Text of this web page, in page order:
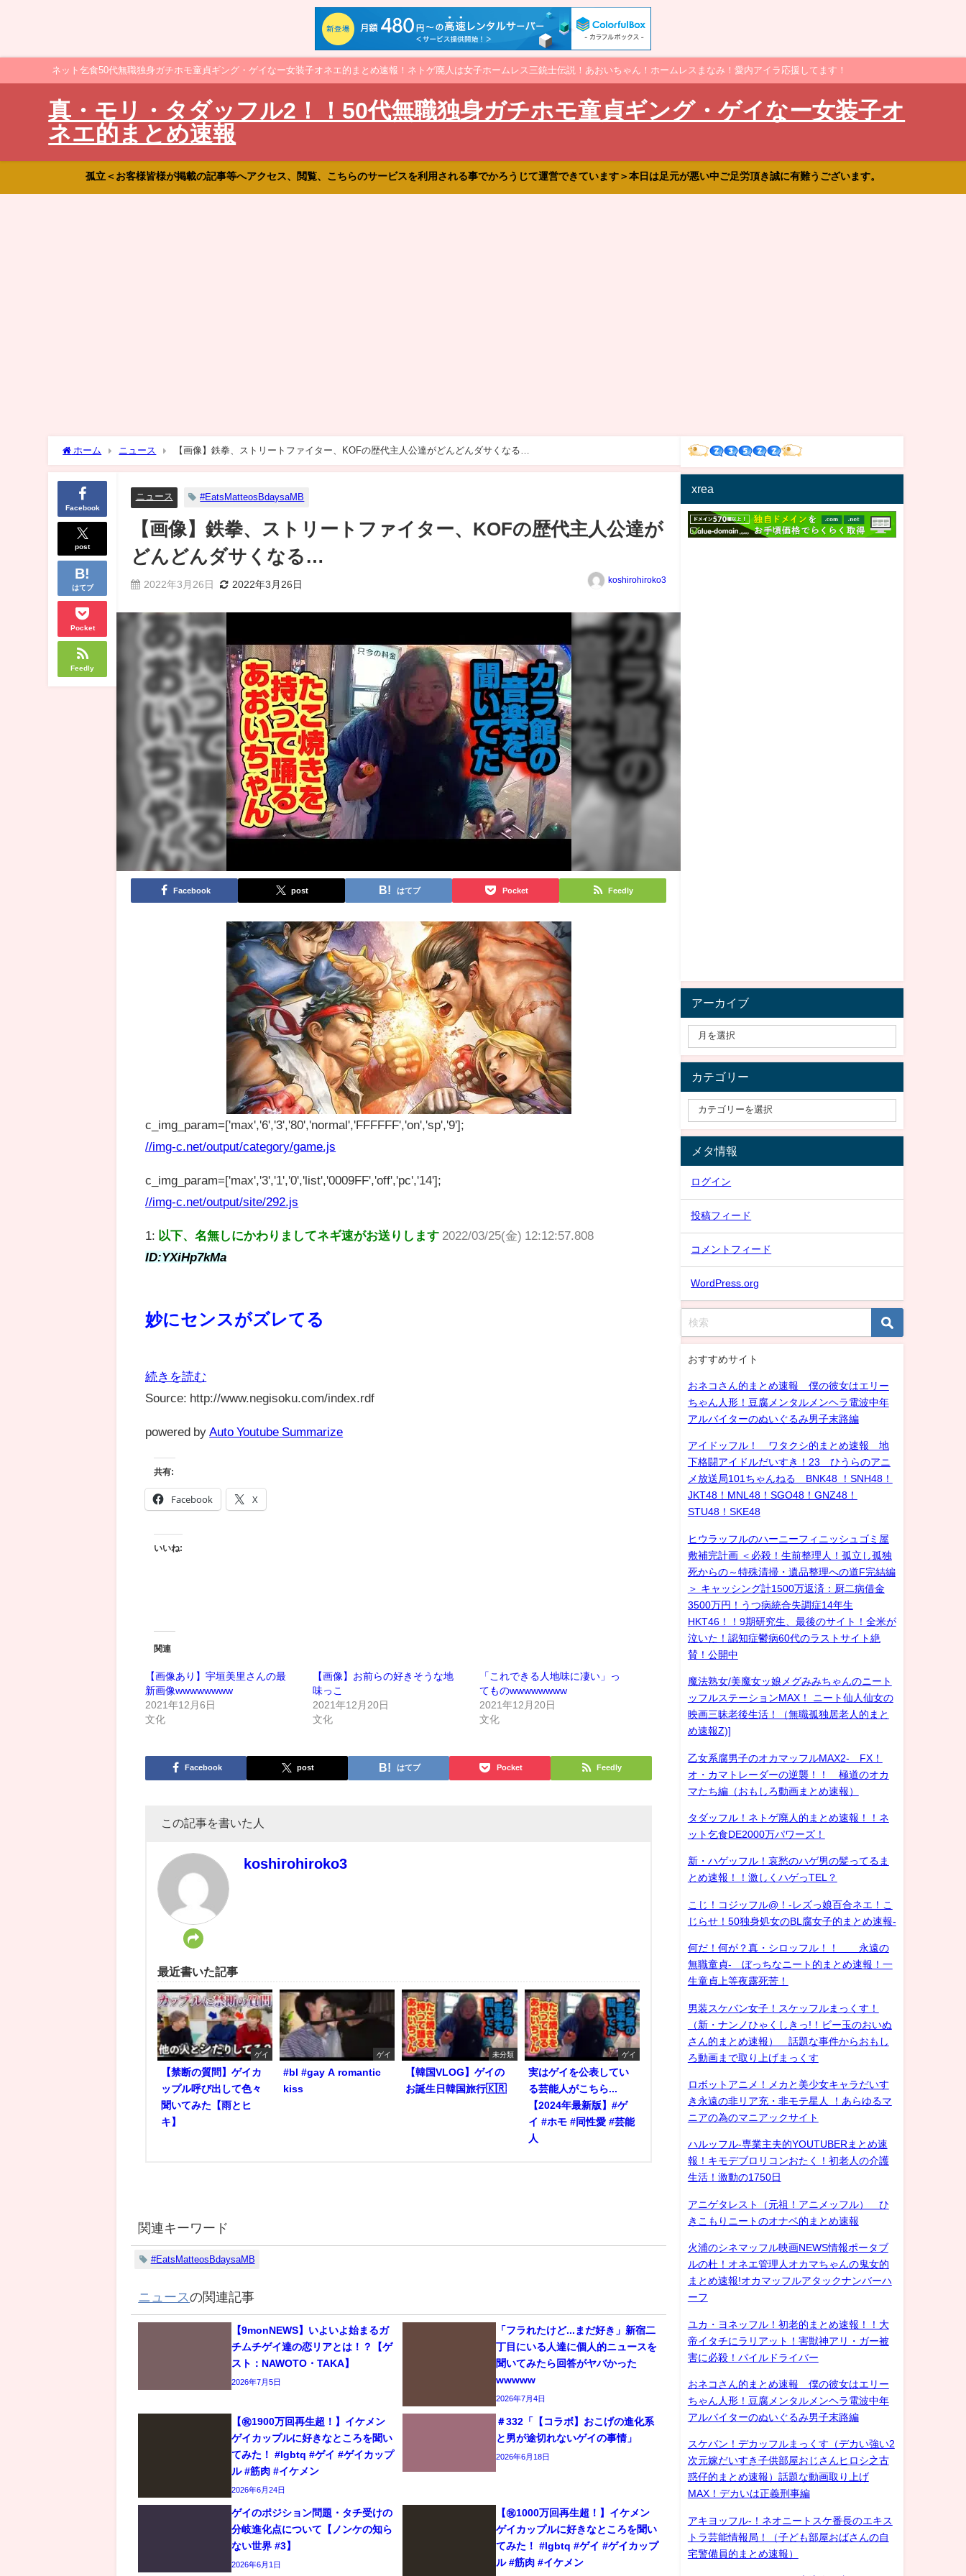
ネット乞食50代無職独身ガチホモ童貞ギング・ゲイなー女装子オネエ的まとめ速報！ネトゲ廃人は女子ホームレス三銃士伝説！あおいちゃん！ホームレスまなみ！愛内アイラ応援してます！
真・モリ・タダッフル2！！50代無職独身ガチホモ童貞ギング・ゲイなー女装子オ
ネエ的まとめ速報
孤立＜お客様皆様が掲載の記事等へアクセス、閲覧、こちらのサービスを利用される事でかろうじて運営できています＞本日は足元が悪い中ご足労頂き誠に有難うございます。
ホーム ニュース 【画像】鉄拳、ストリートファイター、KOFの歴代主人公達がどんどんダサくなる…
Facebook
post
はてブ
Pocket
Feedly
ニュース #EatsMatteosBdaysaMB
【画像】鉄拳、ストリートファイター、KOFの歴代主人公達が
どんどんダサくなる…
2022年3月26日 2022年3月26日 koshirohiroko3
Facebook post はてブ Pocket Feedly
c_img_param=['max','6','3','80','normal','FFFFFF','on','sp','9'];
//img-c.net/output/category/game.js
c_img_param=['max','3','1','0','list','0009FF','off','pc','14'];
//img-c.net/output/site/292.js
1: 以下、名無しにかわりましてネギ速がお送りします 2022/03/25(金) 12:12:57.808
ID:YXiHp7kMa
妙にセンスがズレてる
続きを読む
Source: http://www.negisoku.com/index.rdf
powered by Auto Youtube Summarize
共有:
Facebook X
いいね:
関連
【画像あり】宇垣美里さんの最
新画像wwwwwwww
2021年12月6日
文化
【画像】お前らの好きそうな地
味っこ
2021年12月20日
文化
「これできる人地味に凄い」っ
てものwwwwwwww
2021年12月20日
文化
Facebook post はてブ Pocket Feedly
この記事を書いた人
koshirohiroko3
最近書いた記事
ゲイ
【禁断の質問】ゲイカ
ップル呼び出して色々
聞いてみた【雨とヒ
キ】
ゲイ
#bl #gay A romantic
kiss
未分類
【韓国VLOG】ゲイの
お誕生日韓国旅行🇰🇷
ゲイ
実はゲイを公表してい
る芸能人がこちら...
【2024年最新版】#ゲ
イ #ホモ #同性愛 #芸能
人
関連キーワード
#EatsMatteosBdaysaMB
ニュースの関連記事
【9monNEWS】いよいよ始まるガ
チムチゲイ達の恋リアとは！？【ゲ
スト：NAWOTO・TAKA】
2026年7月5日
「フラれたけど...まだ好き」新宿二
丁目にいる人達に個人的ニュースを
聞いてみたら回答がヤバかった
wwwww
2026年7月4日
【㊗️1900万回再生超！】イケメン
ゲイカップルに好きなところを聞い
てみた！ #lgbtq #ゲイ #ゲイカップ
ル #筋肉 #イケメン
2026年6月24日
＃332「【コラボ】おこげの進化系
と男が途切れないゲイの事情」
2026年6月18日
ゲイのポジション問題・タチ受けの
分岐進化点について【ノンケの知ら
ない世界 #3】
2026年6月1日
【㊗️1000万回再生超！】イケメン
ゲイカップルに好きなところを聞い
てみた！ #lgbtq #ゲイ #ゲイカップ
ル #筋肉 #イケメン
xrea
アーカイブ
カテゴリー
メタ情報
ログイン
投稿フィード
コメントフィード
WordPress.org
おすすめサイト
おネコさん的まとめ速報 僕の彼女はエリー
ちゃん人形！豆腐メンタルメンヘラ電波中年
アルバイターのぬいぐるみ男子末路編
アイドッフル！ ワタクシ的まとめ速報 地
下格闘アイドルだいすき！23 ひうらのアニ
メ放送局101ちゃんねる BNK48 ！SNH48！
JKT48！MNL48！SGO48！GNZ48！
STU48！SKE48
ヒウラッフルのハーニーフィニッシュゴミ屋
敷補完計画 ＜必殺！生前整理人！孤立し孤独
死からの～特殊清掃・遺品整理への道F完結編
＞ キャッシング計1500万返済：厨二病借金
3500万円！うつ病統合失調症14年生
HKT46！！9期研究生、最後のサイト！全米が
泣いた！認知症鬱病60代のラストサイト絶
賛！公開中
魔法熟女/美魔女ッ娘メグみみちゃんのニート
ッフルステーションMAX！ ニート仙人仙女の
映画三昧老後生活！（無職孤独居老人的まと
め速報Z)]
乙女系腐男子のオカマッフルMAX2- FX！
オ・カマトレーダーの逆襲！！ 極道のオカ
マたち編（おもしろ動画まとめ速報）
タダッフル！ネトゲ廃人的まとめ速報！！ネ
ット乞食DE2000万パワーズ！
新・ハゲッフル！哀愁のハゲ男の髪ってるま
とめ速報！！激しくハゲっTEL？
こじ！コジッフル@！-レズっ娘百合ネエ！こ
じらせ！50独身処女のBL腐女子的まとめ速報-
何だ！何が？真・シロッフル！！ 永遠の
無職童貞- ぼっちなニート的まとめ速報！一
生童貞上等夜露死苦！
男装スケバン女子！スケッフルまっくす！
（新・ナンノひゃくしきっ!！ビー玉のおいぬ
さん的まとめ速報） 話題な事件からおもし
ろ動画まで取り上げまっくす
ロボットアニメ！メカと美少女キャラだいす
き永遠の非リア充・非モテ星人 ！あらゆるマ
ニアの為のマニアックサイト
ハルッフル-専業主夫的YOUTUBERまとめ速
報！キモデブロリコンおたく！初老人の介護
生活！激動の1750日
アニゲタレスト（元祖！アニメッフル） ひ
きこもりニートのオナベ的まとめ速報
火浦のシネマッフル映画NEWS情報ポータブ
ルの杜！オネエ管理人オカマちゃんの鬼女的
まとめ速報!オカマッフルアタックナンバーハ
ーフ
ユカ・ヨネッフル！初老的まとめ速報！！大
帝イタチにラリアット！害獣神アリ・ガー被
害に必殺！パイルドライバー
おネコさん的まとめ速報 僕の彼女はエリー
ちゃん人形！豆腐メンタルメンヘラ電波中年
アルバイターのぬいぐるみ男子末路編
スケバン！デカッフルまっくす（デカい強い2
次元嫁だいすき子供部屋おじさんヒロシ之古
惑仔的まとめ速報）話題な動画取り上げ
MAX！デカいは正義刑事編
アキヨッフル-！ネオニートスケ番長のエキス
トラ芸能情報局！（子ども部屋おばさんの自
宅警備員的まとめ速報）